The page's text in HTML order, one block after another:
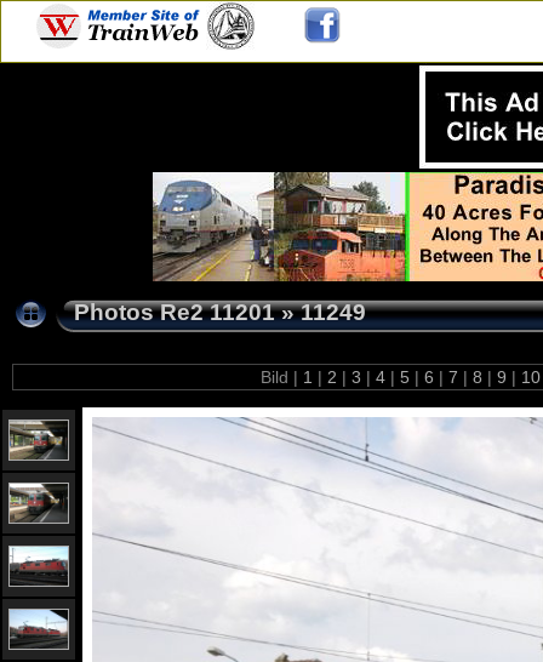
Photos Re2 11201»11249
Bild | 1 | 2 | 3 | 4 | 5 | 6 | 7 | 8 | 9 |